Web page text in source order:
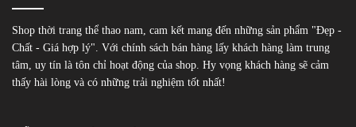
Shop thời trang thể thao nam, cam kết mang đến những sản phẩm "Đẹp -
Chất - Giá hợp lý". Với chính sách bán hàng lấy khách hàng làm trung
tâm, uy tín là tôn chỉ hoạt động của shop. Hy vọng khách hàng sẽ cảm
thấy hài lòng và có những trải nghiệm tốt nhất!